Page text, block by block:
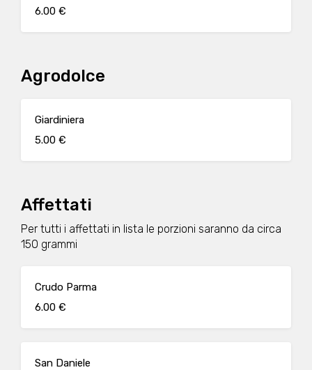
6.00 €
Agrodolce
Giardiniera
5.00 €
Affettati
Per tutti i affettati in lista le porzioni saranno da circa
150 grammi
Crudo Parma
6.00 €
San Daniele